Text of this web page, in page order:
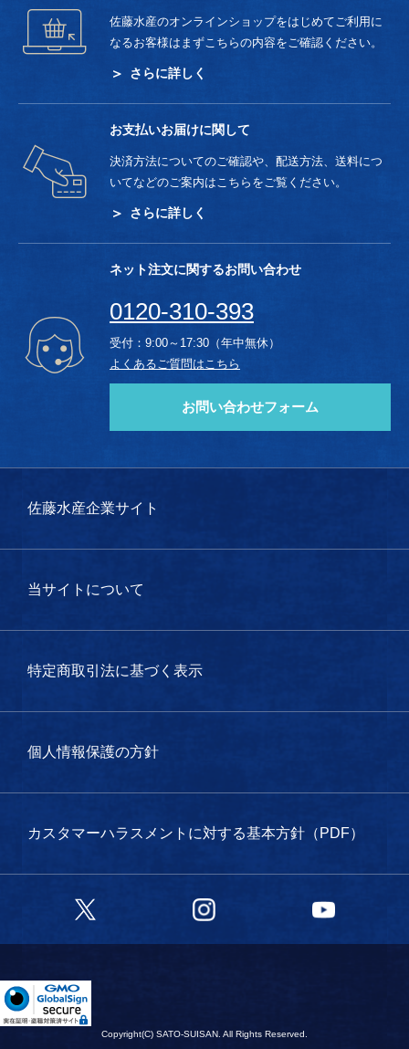
佐藤水産のオンラインショップをはじめてご利用に
なるお客様はまずこちらの内容をご確認ください。
さらに詳しく
お支払いお届けに関して
決済方法についてのご確認や、配送方法、送料につ
いてなどのご案内はこちらをご覧ください。
さらに詳しく
ネット注文に関するお問い合わせ
0120-310-393
受付：9:00～17:30（年中無休）
よくあるご質問はこちら
お問い合わせフォーム
佐藤水産企業サイト
当サイトについて
特定商取引法に基づく表示
個人情報保護の方針
カスタマーハラスメントに対する基本方針（PDF）
Twitter Instagram YouTube
Copyright(C) SATO-SUISAN. All Rights Reserved.